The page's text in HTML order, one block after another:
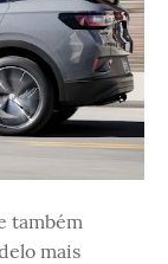
também
mais